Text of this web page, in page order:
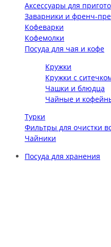
Аксессуары для
Заварники и френч-
Кофеварки
Кофемолки
Посуда для чая и кофе
Кружки
Кружки с
Чашки и блюдца
Чайные и
Турки
Фильтры для очистки
Чайники
Посуда для хранения